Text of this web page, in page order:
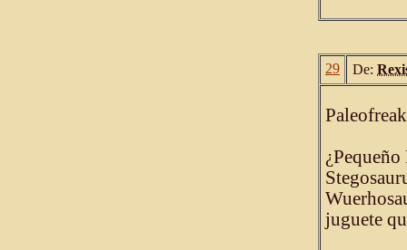
29 De:
Paleofreak
juguete